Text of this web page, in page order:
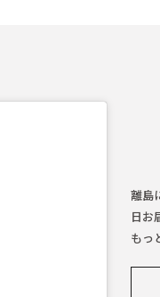
離島
日お
もっ